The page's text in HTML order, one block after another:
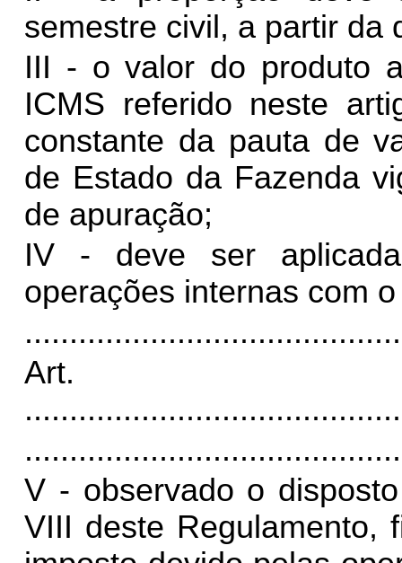
semestre civil, a partir da
III - o valor do produto
ICMS referido neste
constante da pauta de
de Estado da Fazenda
de apuração;
IV - deve ser
operações internas com
.
V - observado o
VIII deste Regulamento,